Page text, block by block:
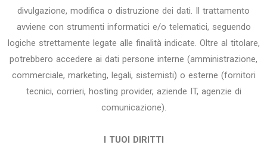
divulgazione, modifica o distruzione dei dati. Il trattamento
avviene con strumenti informatici e/o telematici, seguendo
logiche strettamente legate alle finalità indicate. Oltre al titolare,
potrebbero accedere ai dati persone interne (amministrazione,
commerciale, marketing, legali, sistemisti) o esterne (fornitori
tecnici, corrieri, hosting provider, aziende IT, agenzie di
comunicazione).
I TUOI DIRITTI